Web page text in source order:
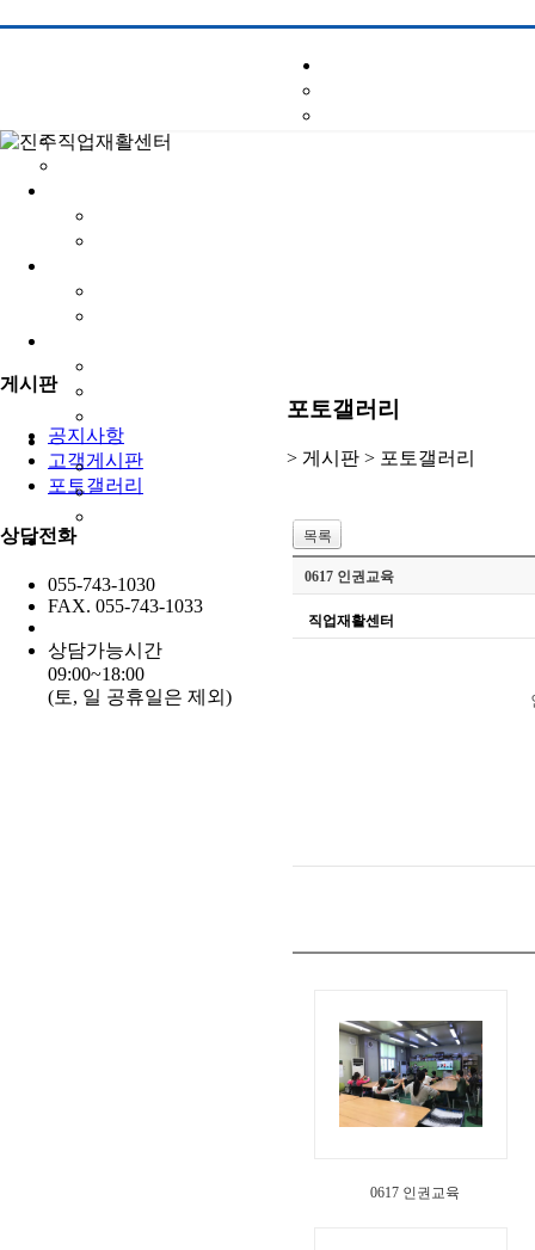
게시판
공지사항
고객게시판
포토갤러리
상담전화
055-743-1030
FAX. 055-743-1033
상담가능시간
09:00~18:00
(토, 일 공휴일은 제외)
포토갤러리
> 게시판 > 포토갤러리
목록
0617 인권교육
직업재활센터
0617 인권교육